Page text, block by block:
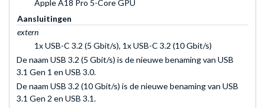
Apple A18 Pro 5-Core GPU
Aansluitingen
extern
1x USB-C 3.2 (5 Gbit/s), 1x USB-C 3.2 (10 Gbit/s)
De naam USB 3.2 (5 Gbit/s) is de nieuwe benaming van USB
3.1 Gen 1 en USB 3.0.
De naam USB 3.2 (10 Gbit/s) is de nieuwe benaming van USB
3.1 Gen 2 en USB 3.1.